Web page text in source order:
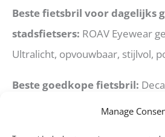
Manage
Beste fietsbril voor dagelijks
stadsfietsers: ROAV Eyewear
Ultralicht, opvouwbaar, stijlvol,
Beste goedkope fietsbril:
RoadR 900 of B’Twin ST 100.